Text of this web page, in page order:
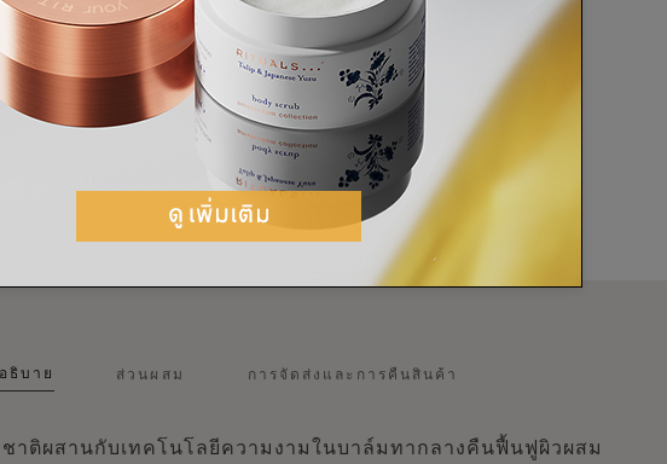
ธิบาย ส่วนผสม การจัดส่งและการคืนสินค้า
าติผสานกับเทคโนโลยีความงามในบาล์มทากลางคืนฟื้นฟูผิวผสม